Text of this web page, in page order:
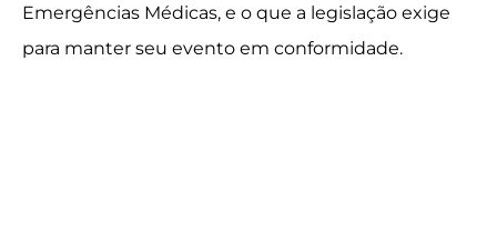
Emergências Médicas, e o que a legislação exige
para manter seu evento em conformidade.